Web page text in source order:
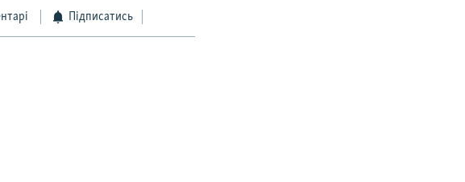
Підписатись